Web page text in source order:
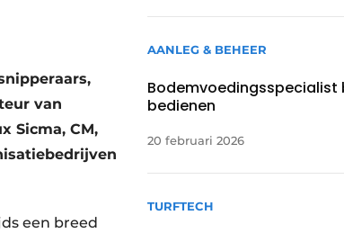
van
Sicma, CM,
een breed
AANLEG & BEHEER
Bodemvoedingsspecialist
bedienen
20 februari 2026
TURFTECH